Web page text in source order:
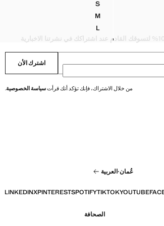
Sبيكيني بطبعة مع سروال سباحة
Mبيكيني بطبعة مع سروال سباحة
Lبيكيني بطبعة مع سروال سباحة
اشترك الأن
من خلال الاشتراك، فإنك تؤكد أنك قرأتسياسة الخصوصية.
عُمان·العربية
YOUTUBE
TIKTOK
SPOTIFY
PINTEREST
X
LINKEDIN
الصحافة